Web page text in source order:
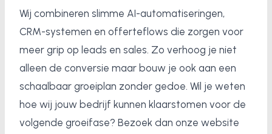
Wij combineren slimme AI-automatiseringen,
CRM-systemen en offerteflows die zorgen voor
meer grip op leads en sales. Zo verhoog je niet
alleen de conversie maar bouw je ook aan een
schaalbaar groeiplan zonder gedoe. Wil je weten
hoe wij jouw bedrijf kunnen klaarstomen voor de
volgende groeifase? Bezoek dan onze website